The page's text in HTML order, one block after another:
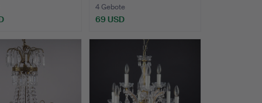
4 Gebote
69 USD